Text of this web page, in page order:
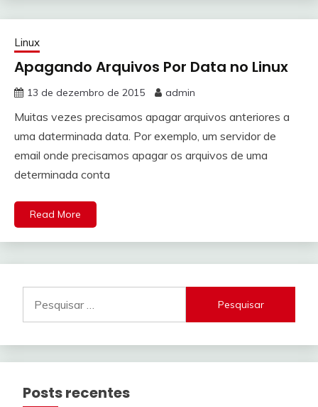
Linux
Apagando Arquivos Por Data no Linux
13 de dezembro de 2015 admin
Muitas vezes precisamos apagar arquivos anteriores a
uma daterminada data. Por exemplo, um servidor de
email onde precisamos apagar os arquivos de uma
determinada conta
Read More
por:
Posts recentes